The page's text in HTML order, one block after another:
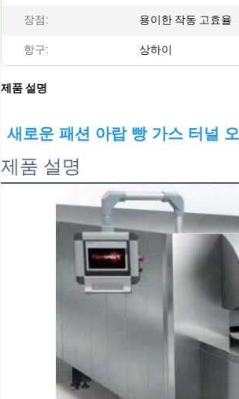
장점: 용이한 작동 고효율
항구: 상하이
제품 설명
새로운 패션 아랍 빵 가스 터널
제품 설명